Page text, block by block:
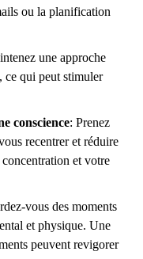
ou la planification
une approche
ce qui peut stimuler
conscience: Prenez
recentrer et réduire
et votre
vous des moments
et physique. Une
peuvent revigorer